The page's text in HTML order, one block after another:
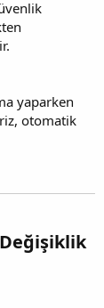
yaparken
otomatik